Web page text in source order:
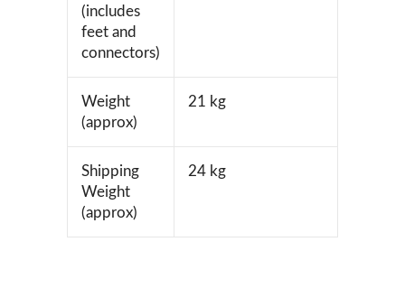
(includes
feet and
connectors)
Weight
(approx)
21 kg
Shipping
Weight
(approx)
24 kg